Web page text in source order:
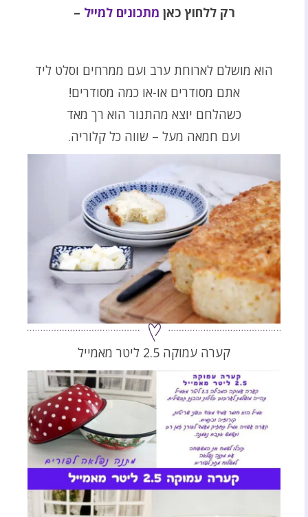
רק ללחוץ כאן
– מתכונים למייל
הוא מושלם לארוחת ערב ועם ממרחים וסלט ליד
אתם מסודרים או-או כמה מסודרים!
כשהלחם יוצא מהתנור הוא רך מאד
ועם חמאה מעל – שווה כל קלוריה.
קערה עמוקה 2.5 ליטר מאמייל